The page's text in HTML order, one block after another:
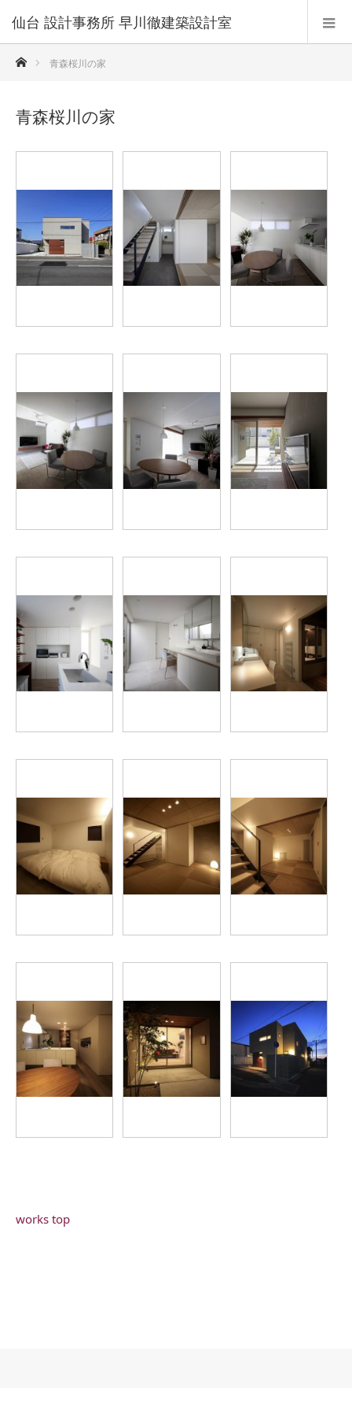
仙台 設計事務所 早川徹建築設計室
ホーム青森桜川の家
青森桜川の家
works top